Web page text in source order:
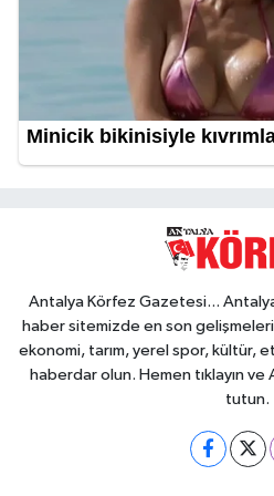
Antalya Körfez Gazetesi...
haber sitemizde en son
ekonomi, tarım, yerel spor, kültür,
haberdar olun. Hemen tıklayın ve
tutun.